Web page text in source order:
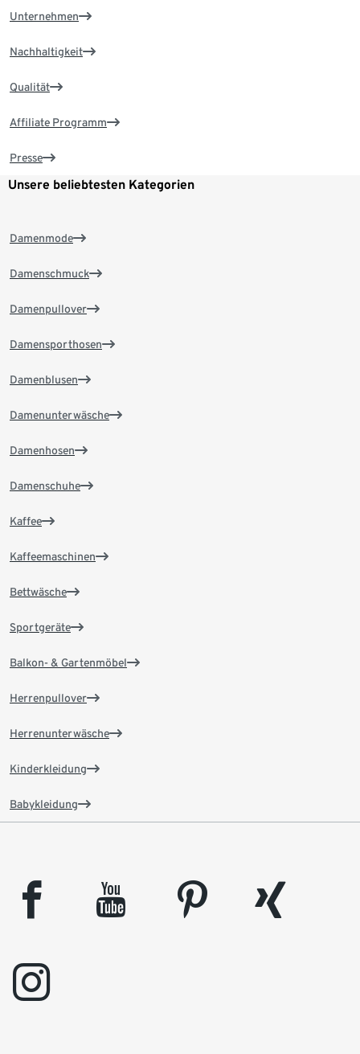
Unternehmen
Nachhaltigkeit
Qualität
Affiliate Programm
Presse
Unsere beliebtesten Kategorien
Damenmode
Damenschmuck
Damenpullover
Damensporthosen
Damenblusen
Damenunterwäsche
Damenhosen
Damenschuhe
Kaffee
Kaffeemaschinen
Bettwäsche
Sportgeräte
Balkon- & Gartenmöbel
Herrenpullover
Herrenunterwäsche
Kinderkleidung
Babykleidung
facebook youtube pinterest
xing
instagram